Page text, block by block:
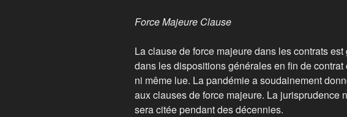
Force Majeure Clause
La clause de force majeure dans les contrats
dans les dispositions générales en fin de
ni même lue. La pandémie a soudainement
aux clauses de force majeure. La jurisprudence
sera citée pendant des décennies.